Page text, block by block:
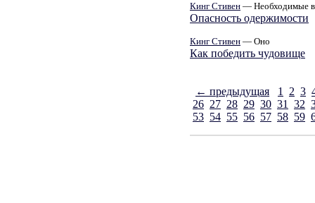
Кинг Стивен — Необходимые
Опасность одержимости
Кинг Стивен — Оно
Как победить чудовище
← предыдущая 1 2 3
26 27 28 29 30 31 32
53 54 55 56 57 58 59